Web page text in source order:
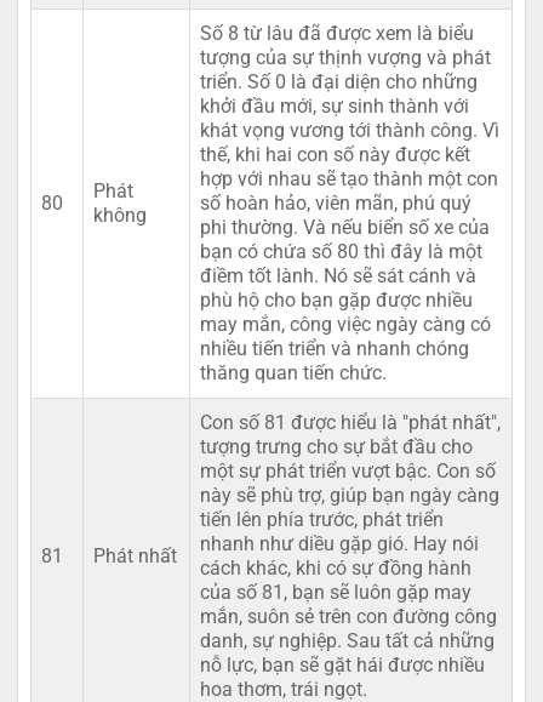
80
Phát
không
Số 8 từ lâu đã được xem là biểu
tượng của sự thịnh vượng và phát
triển. Số 0 là đại diện cho những
khởi đầu mới, sự sinh thành với
khát vọng vương tới thành công. Vì
thế, khi hai con số này được kết
hợp với nhau sẽ tạo thành một con
số hoàn hảo, viên mãn, phú quý
phi thường. Và nếu biển số xe của
bạn có chứa số 80 thì đây là một
điềm tốt lành. Nó sẽ sát cánh và
phù hộ cho bạn gặp được nhiều
may mắn, công việc ngày càng có
nhiều tiến triển và nhanh chóng
thăng quan tiến chức.
81 Phát nhất
Con số 81 được hiểu là "phát nhất",
tượng trưng cho sự bắt đầu cho
một sự phát triển vượt bậc. Con số
này sẽ phù trợ, giúp bạn ngày càng
tiến lên phía trước, phát triển
nhanh như diều gặp gió. Hay nói
cách khác, khi có sự đồng hành
của số 81, bạn sẽ luôn gặp may
mắn, suôn sẻ trên con đường công
danh, sự nghiệp. Sau tất cả những
nỗ lực, bạn sẽ gặt hái được nhiều
hoa thơm, trái ngọt.